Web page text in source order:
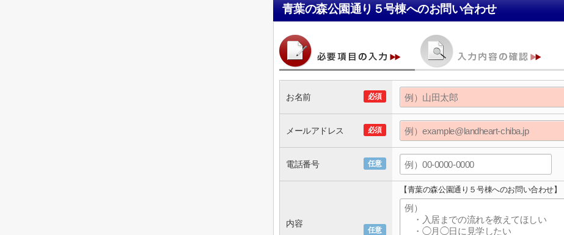
青葉の森公園通り５号棟へのお問い合わせ
必須
お名前
必須
メールアドレス
任意
電話番号
任意
内容
【青葉の森公園通り５号棟へのお問い合わせ】